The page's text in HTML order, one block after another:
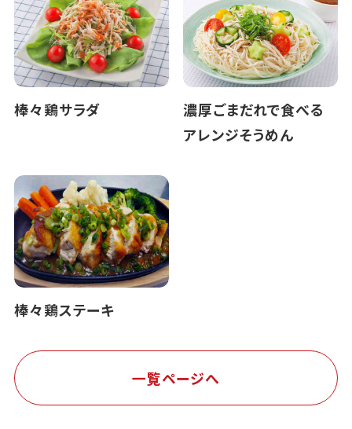
棒々鶏サラダ
濃厚ごまだれで食べる
アレンジそうめん
棒々鶏ステーキ
一覧ページへ